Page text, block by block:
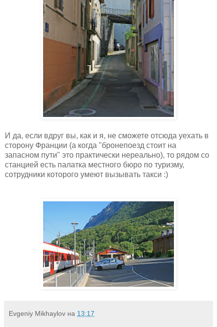
И да, если вдруг вы, как и я, не сможете отсюда уехать в
сторону Франции (а когда "бронепоезд стоит на
запасном пути" это практически нереально), то рядом со
станцией есть палатка местного бюро по туризму,
сотрудники которого умеют вызывать такси :)
Evgeniy Mikhaylov на 13:17